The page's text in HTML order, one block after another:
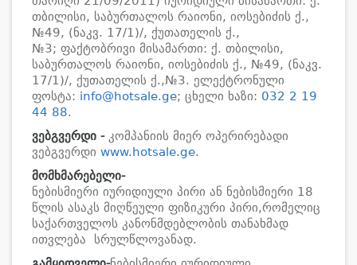
თბილისი, საბურთალოს რაიონი, იოსებიძის ქ.,
№49, (ნაკვ. 17/1)/, ქუთათელის ქ.,
№3; ფაქტობრივი მისამართი: ქ. თბილისი,
საბურთალოს რაიონი, იოსებიძის ქ., №49, (ნაკვ.
17/1)/, ქუთათელის ქ.,№3. ელექტრონული
ფოსტა: info@hotsale.ge; ცხელი ხაზი: 032 2 19
44 88.
ვებგვერდი - კომპანიის მიერ ოპერირებადი
ვებგვერდი www.hotsale.ge.
მომხმარებელი-
ნებისმიერი იურიდიული პირი ან ნებისმიერი 18
წლის ასაკს მიღწეული ფიზიკური პირი,რომელიც
საქართველოს კანონმდებლობის თანახმად
ითვლება სრულწლოვანად.